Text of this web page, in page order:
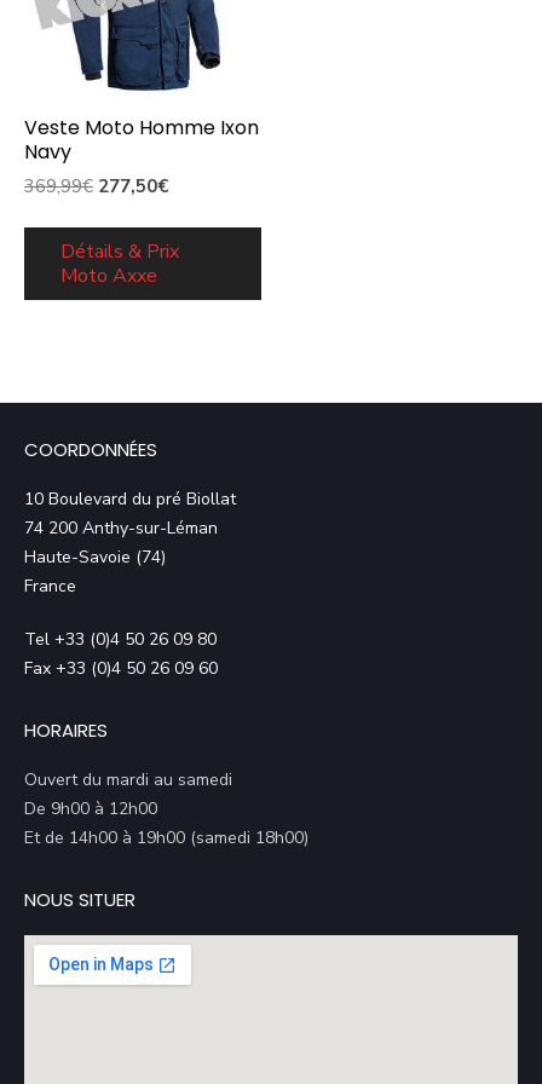
Veste Moto Homme Ixon
Navy
369,99€ Le
initial
était :
277,50€Le
actuel
Détails & Prix
Moto Axxe
COORDONNÉES
10 Boulevard du pré Biollat
74 200 Anthy-sur-Léman
Haute-Savoie (74)
France
Tel +33 (0)4 50 26 09 80
Fax +33 (0)4 50 26 09 60
HORAIRES
Ouvert du mardi au samedi
De 9h00 à 12h00
Et de 14h00 à 19h00 (samedi 18h00)
NOUS SITUER